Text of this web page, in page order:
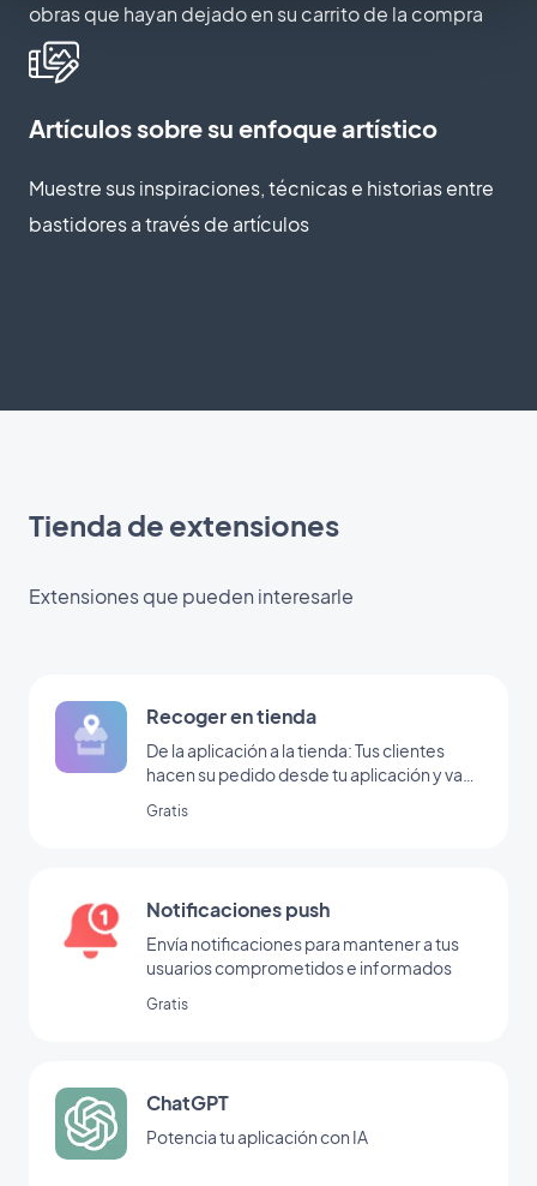
obras que hayan dejado en su carrito de la compra
Artículos sobre su enfoque artístico
Muestre sus inspiraciones, técnicas e historias entre
bastidores a través de artículos
Tienda de extensiones
Extensiones que pueden interesarle
Recoger en tienda
De la aplicación a la tienda: Tus clientes
hacen su pedido desde tu aplicación y van
Gratis
Notificaciones push
Envía notificaciones para mantener a tus
usuarios comprometidos e informados
Gratis
ChatGPT
Potencia tu aplicación con IA